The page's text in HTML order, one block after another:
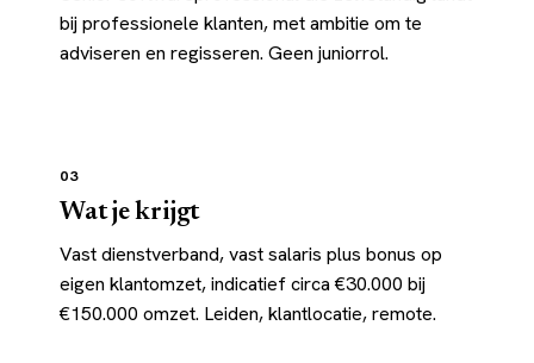
bij professionele klanten, met ambitie om te
adviseren en regisseren. Geen juniorrol.
03
Wat je krijgt
Vast dienstverband, vast salaris plus bonus op
eigen klantomzet, indicatief circa €30.000 bij
€150.000 omzet. Leiden, klantlocatie, remote.